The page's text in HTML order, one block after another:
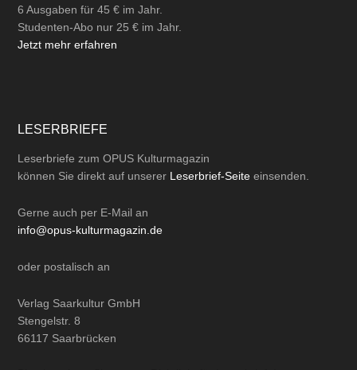
6 Ausgaben für 45 € im Jahr.
Studenten-Abo nur 25 € im Jahr.
Jetzt mehr erfahren
LESERBRIEFE
Leserbriefe zum OPUS Kulturmagazin
können Sie direkt auf unserer Leserbrief-Seite einsenden.
Gerne auch per E-Mail an
info@opus-kulturmagazin.de
oder postalisch an
Verlag Saarkultur GmbH
Stengelstr. 8
66117 Saarbrücken